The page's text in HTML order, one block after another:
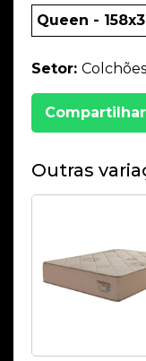
Queen -
Setor:
Outras